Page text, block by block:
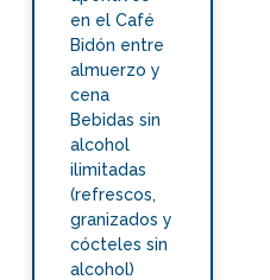
en el Café
Bidón entre
almuerzo y
cena
Bebidas sin
alcohol
ilimitadas
(refrescos,
granizados y
cócteles sin
alcohol)